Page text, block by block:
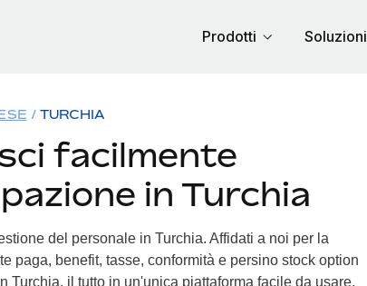
Prodotti Soluzioni
TURCHIA
facilmente
in Turchia
del personale in Turchia. Affidati a noi per la
paga, benefit, tasse, conformità e persino stock option
Turchia, il tutto in un'unica piattaforma facile da usare.